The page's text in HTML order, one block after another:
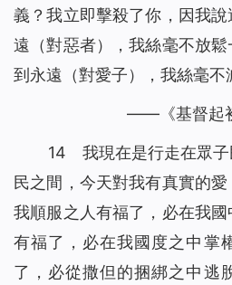
義？我立即擊殺了你，因我
遠（對惡者），我絲毫不放
到永遠（對愛子），我絲毫不
——《基督起
14 我現在是行走在眾子
民之間，今天對我有真實的
我順服之人有福了，必在我
有福了，必在我國度之中掌
了，必從撒但的捆綁之中逃